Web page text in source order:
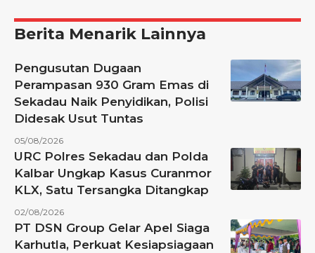
Berita Menarik Lainnya
Pengusutan Dugaan
Perampasan 930 Gram Emas di
Sekadau Naik Penyidikan, Polisi
Didesak Usut Tuntas
05/08/2026
URC Polres Sekadau dan Polda
Kalbar Ungkap Kasus Curanmor
KLX, Satu Tersangka Ditangkap
02/08/2026
PT DSN Group Gelar Apel Siaga
Karhutla, Perkuat Kesiapsiagaan